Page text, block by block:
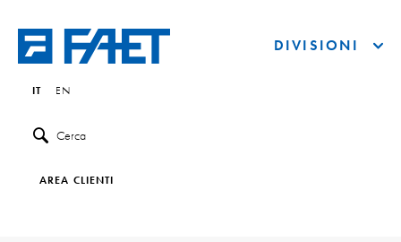
IT EN
Cerca
AREA CLIENTI
DIVISIONI